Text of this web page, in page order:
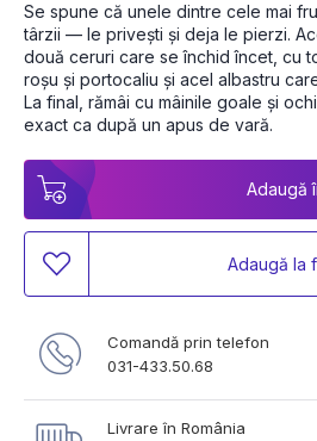
Se spune că unele dintre cele mai
târzii — le privești și deja le pierzi.
două ceruri care se închid încet, cu
roșu și portocaliu și acel albastru
La final, rămâi cu mâinile goale și
exact ca după un apus de vară.
Adaugă
Adaugă la
Comandă prin telefon
031-433.50.68
Livrare în România